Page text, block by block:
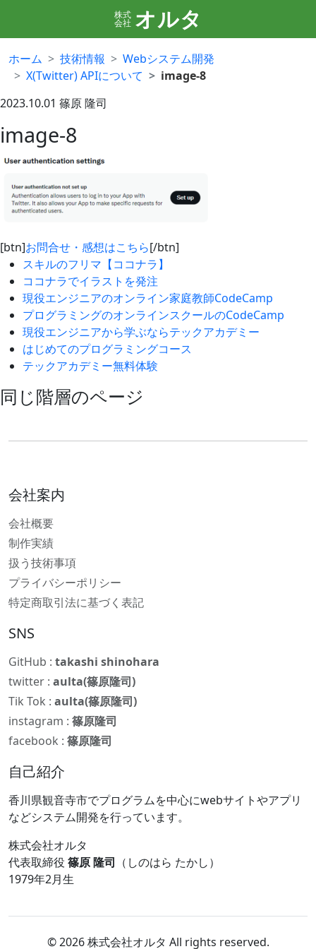
株式
会社 オルタ
ホーム 技術情報
Webシステム開発
X(Twitter) APIについて
image-8
2023.10.01 篠原 隆司
image-8
[btn]お問合せ・感想はこちら[/btn]
スキルのフリマ【ココナラ】
ココナラでイラストを発注
現役エンジニアのオンライン家庭教師CodeCamp
プログラミングのオンラインスクールのCodeCamp
現役エンジニアから学ぶならテックアカデミー
はじめてのプログラミングコース
テックアカデミー無料体験
同じ階層のページ
会社案内
会社概要
制作実績
扱う技術事項
プライバシーポリシー
特定商取引法に基づく表記
SNS
GitHub : takashi shinohara
twitter : aulta(篠原隆司)
Tik Tok : aulta(篠原隆司)
instagram : 篠原隆司
facebook : 篠原隆司
自己紹介
香川県観音寺市でプログラムを中心にwebサイトやアプリ
などシステム開発を行っています。
株式会社オルタ
代表取締役 篠原 隆司 （しのはら たかし）
1979年2月生
© 2026 株式会社オルタ All rights reserved.